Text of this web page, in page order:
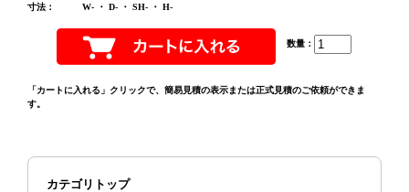
寸法： W- ・ D- ・ SH- ・ H-
数量：
「カートに入れる」クリックで、簡易見積の表示または正式見積のご依頼ができま
す。
カテゴリトップ